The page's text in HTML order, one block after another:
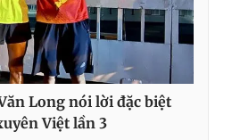
Long nói lời đặc biệt
Việt lần 3